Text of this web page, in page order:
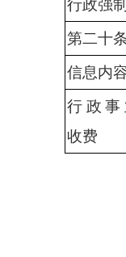
行政强制
第二十
信息内
行政事
收费